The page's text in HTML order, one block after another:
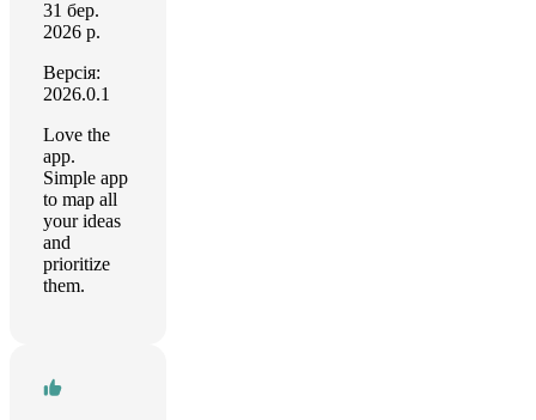
31 бер.
2026 р.
Версія:
2026.0.1
Love the
app.
Simple app
to map all
your ideas
and
prioritize
them.